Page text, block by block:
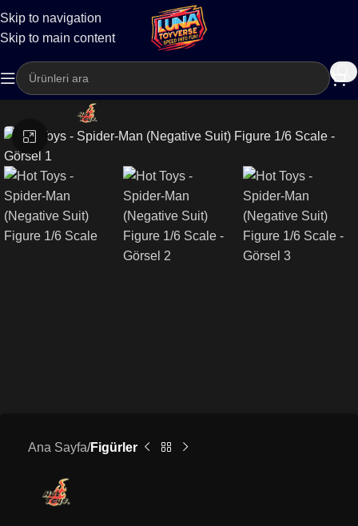
Skip to navigation
Skip to main content
Kargo
Büyütmek için tıklayın
Ana Sayfa Figürler